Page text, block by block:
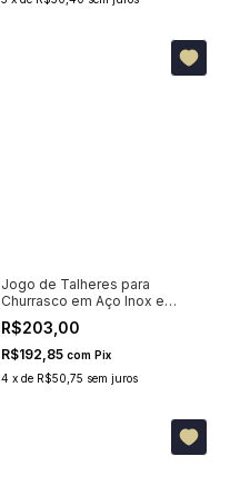
Jogo de Talheres para
Churrasco em Aço Inox e
Madeira Natural Tramontina 12
Peças 22299009
R$203,00
R$192,85 com Pix
4 x de R$50,75 sem juros